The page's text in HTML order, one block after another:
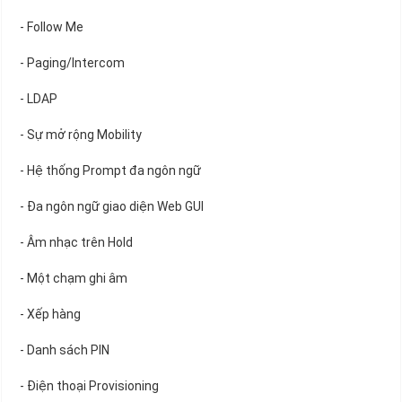
- Follow Me
- Paging/Intercom
- LDAP
- Sự mở rộng Mobility
- Hệ thống Prompt đa ngôn ngữ
- Đa ngôn ngữ giao diện Web GUI
- Âm nhạc trên Hold
- Một chạm ghi âm
- Xếp hàng
- Danh sách PIN
- Điện thoại Provisioning